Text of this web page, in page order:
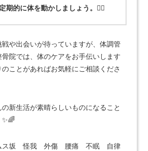
期的に体を動かしましょう。🏃‍♀️
や出会いが待っていますが、体調管
院では、体のケアをお手伝いします
ことがあればお気軽にご相談くださ
新生活が素晴らしいものになること
坂 怪我 外傷 腰痛 不眠 自律